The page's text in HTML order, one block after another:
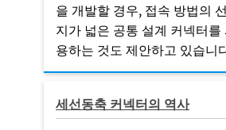
을 개발할 경우, 접속 방법의
지가 넓은 공통 설계 커넥터를
용하는 것도 제안하고 있습니
세선동축 커넥터의 역사